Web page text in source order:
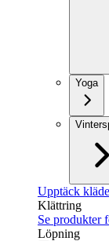
Yoga
Upptäck
Klättring
Se produkter
Löpning